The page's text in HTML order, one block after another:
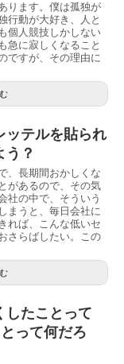
ります。僕は孤独が
行動が大好き、人と
個人競技しかしない
急に寂しくなること
ですが、その理由に
ッテルを貼られ
う？
、長期間おかしくな
があるので、その気
社の中で、そういう
まうと、毎日会社に
れば、こんな低いセ
さらばしたい。この
したことって
って何だろ